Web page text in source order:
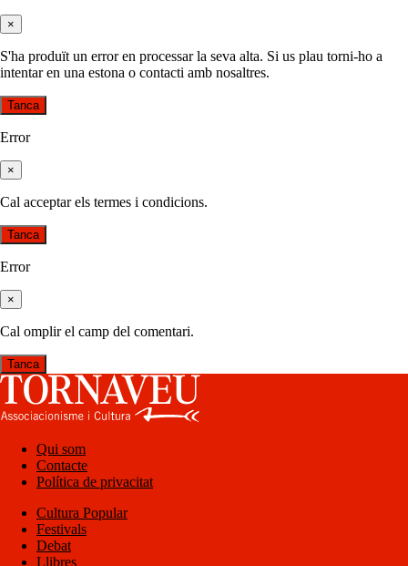
×
S'ha produït un error en processar la seva alta. Si us plau torni-ho a
intentar en una estona o contacti amb nosaltres.
Tanca
Error
×
Cal acceptar els termes i condicions.
Tanca
Error
×
Cal omplir el camp del comentari.
Tanca
Qui som
Contacte
Política de privacitat
Cultura Popular
Festivals
Debat
Llibres